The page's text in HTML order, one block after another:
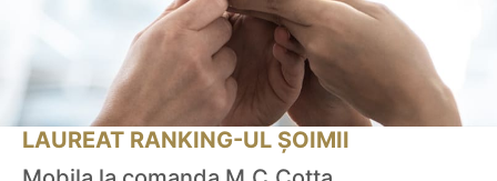
LAUREAT RANKING-UL ȘOIMII